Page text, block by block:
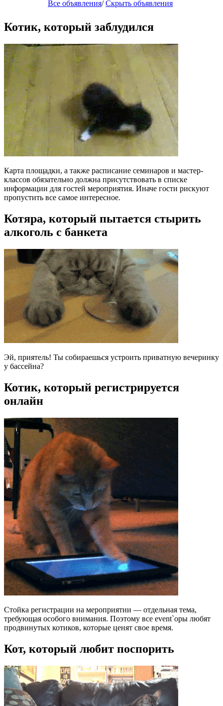
Все объявления/Скрыть объявления
Котик, который заблудился
Карта площадки, а также расписание семинаров и мастер-
классов обязательно должна присутствовать в списке
информации для гостей мероприятия. Иначе гости рискуют
пропустить все самое интересное.
Котяра, который пытается стырить
алкоголь с банкета
Эй, приятель! Ты собираешься устроить приватную вечеринку
у бассейна?
Котик, который регистрируется
онлайн
Стойка регистрации на мероприятии — отдельная тема,
требующая особого внимания. Поэтому все event`оры любят
продвинутых котиков, которые ценят свое время.
Кот, который любит поспорить